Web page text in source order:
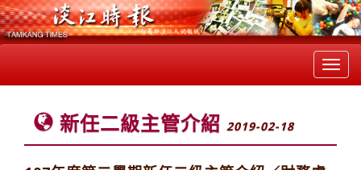
新任二級主管介紹 2019-02-18